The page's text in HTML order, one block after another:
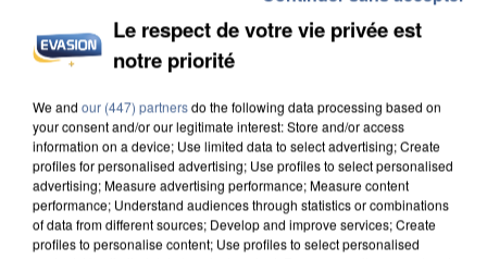
DE SOLIDARITÉ AVEC LES...
Le respect de votre vie privée est
notre priorité
We and our (447) partnersdo the following data processing based on
your consent and/or our legitimate interest: Store and/or access
information on a device; Use limited data to select advertising; Create
profiles for personalised advertising; Use profiles to select personalised
advertising; Measure advertising performance; Measure content
performance; Understand audiences through statistics or combinations
of data from different sources; Develop and improve services; Create
profiles to personalise content; Use profiles to select personalised